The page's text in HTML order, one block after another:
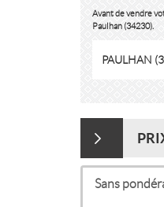
Avant de vendre
Paulhan (34230).
PAULHAN
Sans